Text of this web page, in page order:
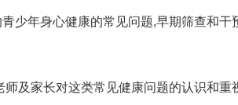
少年身心健康的常见问题,早期筛查和干
及家长对这类常见健康问题的认识和重